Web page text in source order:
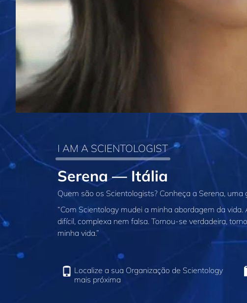
I AM A SCIENTOLOGIST
Serena — Itália
Quem são os Scientologists? Conheça a Serena, uma
“Com Scientology mudei a minha abordagem da
difícil, complexa nem falsa. Tornou‑se verdadeira,
minha vida.”
Localize a sua Organização de Scientology
mais próxima